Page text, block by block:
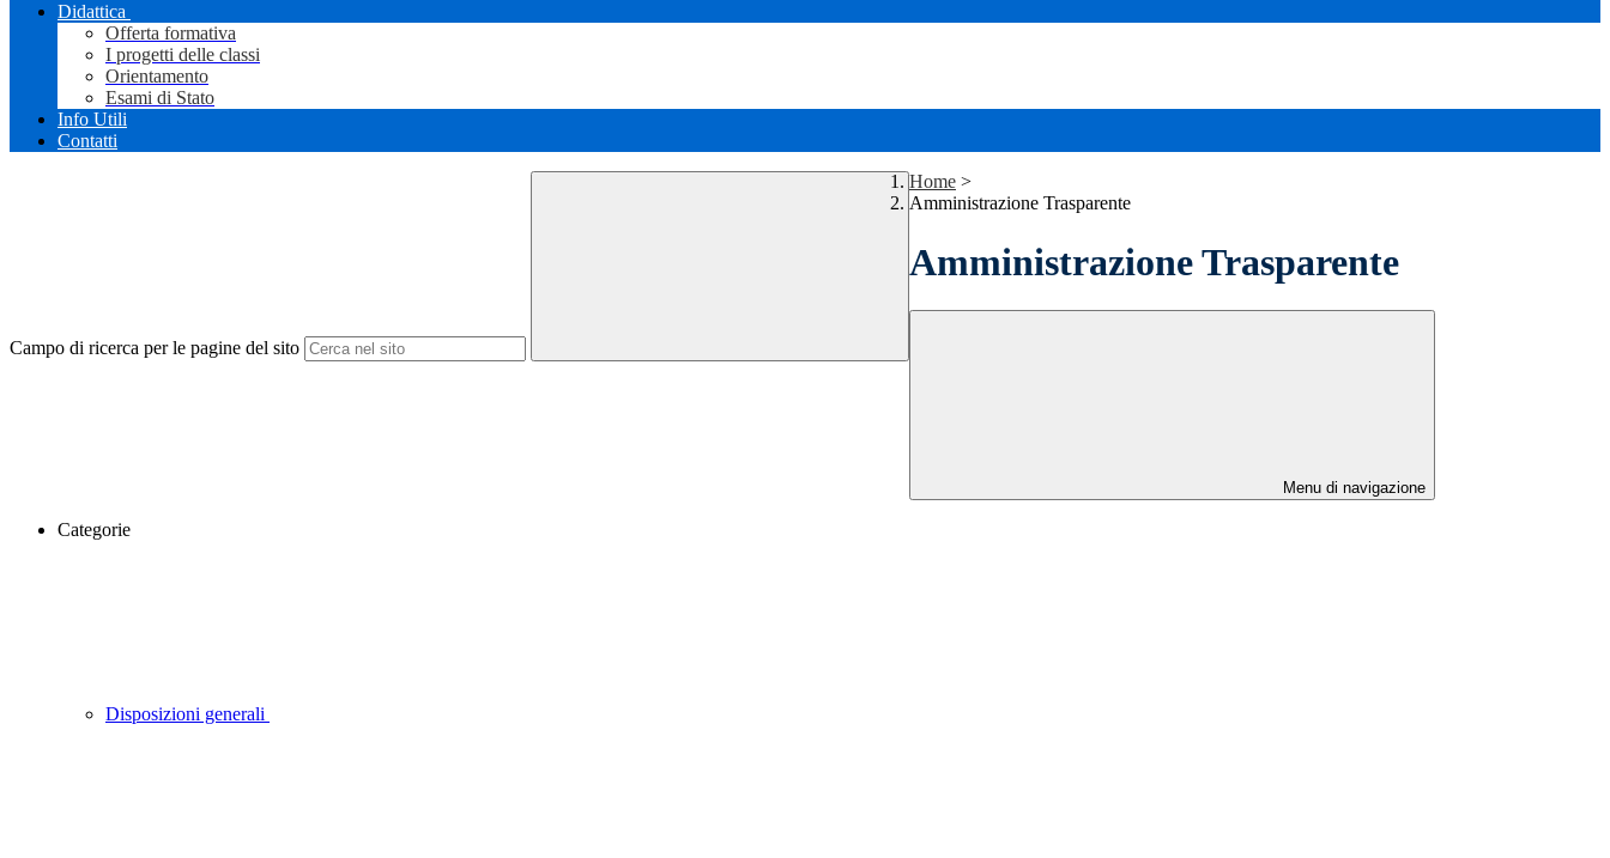
Didattica
Offerta formativa
I progetti delle classi
Orientamento
Esami di Stato
Info Utili
Contatti
Campo di ricerca per le pagine del sito
Home >
Amministrazione Trasparente
Amministrazione Trasparente
Menu di navigazione
Categorie
Disposizioni generali